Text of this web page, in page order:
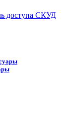
доступа СКУД